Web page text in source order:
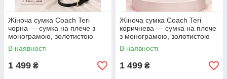
Жіноча сумка Coach Teri
чорна — сумка на плече з
монограмою, золотистою
фурнітурою та ремінцем
В наявності
1 499 ₴
Жіноча сумка Coach Teri
коричнева — сумка на плече
з монограмою, золотистою
фурнітурою та ремінцем
В наявності
1 499 ₴